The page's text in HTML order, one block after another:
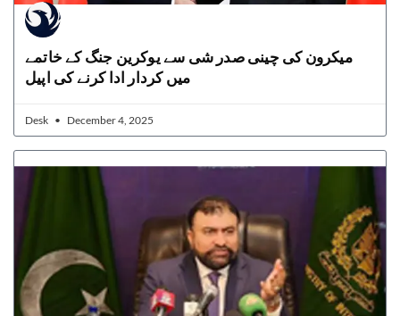
میکرون کی چینی صدر شی سے یوکرین جنگ کے خاتمے
میں کردار ادا کرنے کی اپیل
Desk December 4, 2025